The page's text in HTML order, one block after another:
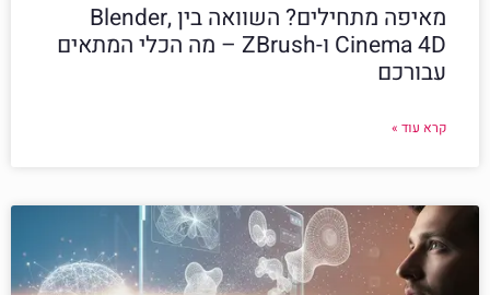
מאיפה מתחילים? השוואה בין Blender,
Cinema 4D ו-ZBrush – מה הכלי המתאים
עבורכם
קרא עוד »